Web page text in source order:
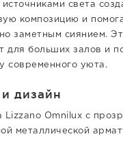
света
композицию и
заметным сиянием.
для больших залов и
современного уюта.
дизайн
Lizzano Omnilux с
металлической